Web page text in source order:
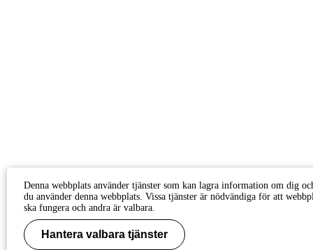
Denna webbplats använder tjänster som kan lagra information om dig
du använder denna webbplats. Vissa tjänster är nödvändiga för att
ska fungera och andra är valbara.
Hantera valbara tjänster